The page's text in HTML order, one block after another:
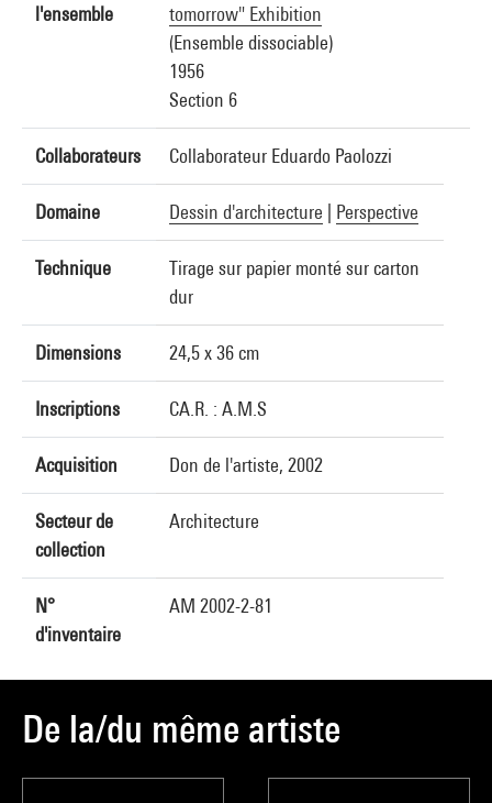
l'ensemble
tomorrow" Exhibition
(Ensemble dissociable)
1956
Section 6
Collaborateurs Collaborateur Eduardo Paolozzi
Domaine Dessin d'architecture Perspective
Technique
Tirage sur papier monté sur carton
dur
Dimensions 24,5 x 36 cm
Inscriptions CA.R. : A.M.S
Acquisition Don de l'artiste, 2002
Secteur de
collection
Architecture
N°
d'inventaire
AM 2002-2-81
De la/du même artiste